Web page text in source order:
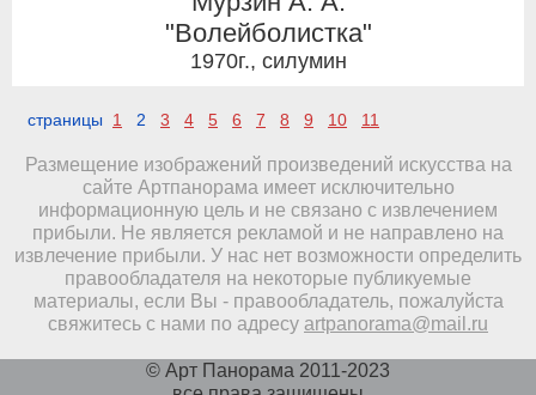
"Волейболистка"
1970г., силумин
страницы 1 2 3 4 5 6 7 8 9 10 11
Размещение изображений произведений искусства на
сайте Артпанорама имеет исключительно
информационную цель и не связано с извлечением
прибыли. Не является рекламой и не направлено на
извлечение прибыли. У нас нет возможности определить
правообладателя на некоторые публикуемые
материалы, если Вы - правообладатель, пожалуйста
свяжитесь с нами по адресу artpanorama@mail.ru
© Арт Панорама 2011-2023